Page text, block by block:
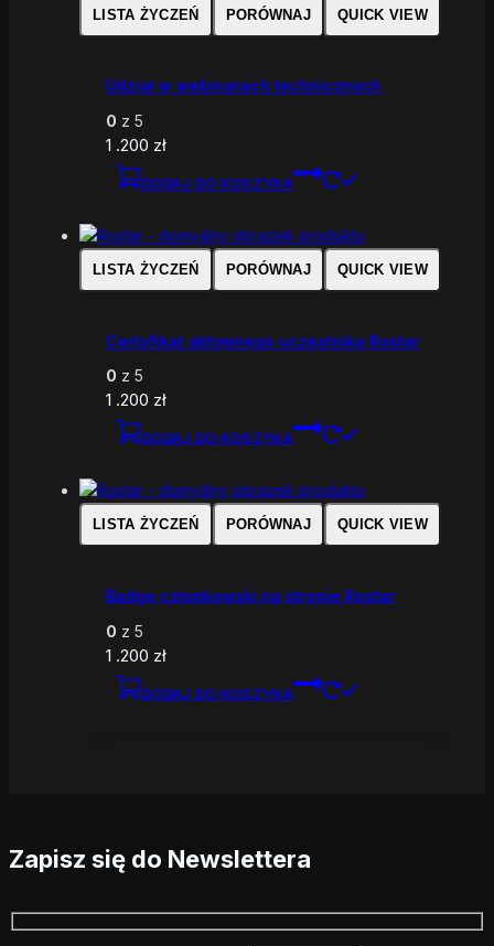
LISTA ŻYCZEŃ PORÓWNAJ QUICK VIEW
Udział w webinarach technicznych
0 z 5
1 .200 zł
DODAJ DO KOSZYKA
LISTA ŻYCZEŃ PORÓWNAJ QUICK VIEW
Certyfikat aktywnego uczestnika Rostar
0 z 5
1 .200 zł
DODAJ DO KOSZYKA
LISTA ŻYCZEŃ PORÓWNAJ QUICK VIEW
Badge członkowski na stronie Rostar
0 z 5
1 .200 zł
DODAJ DO KOSZYKA
Zapisz się do Newslettera